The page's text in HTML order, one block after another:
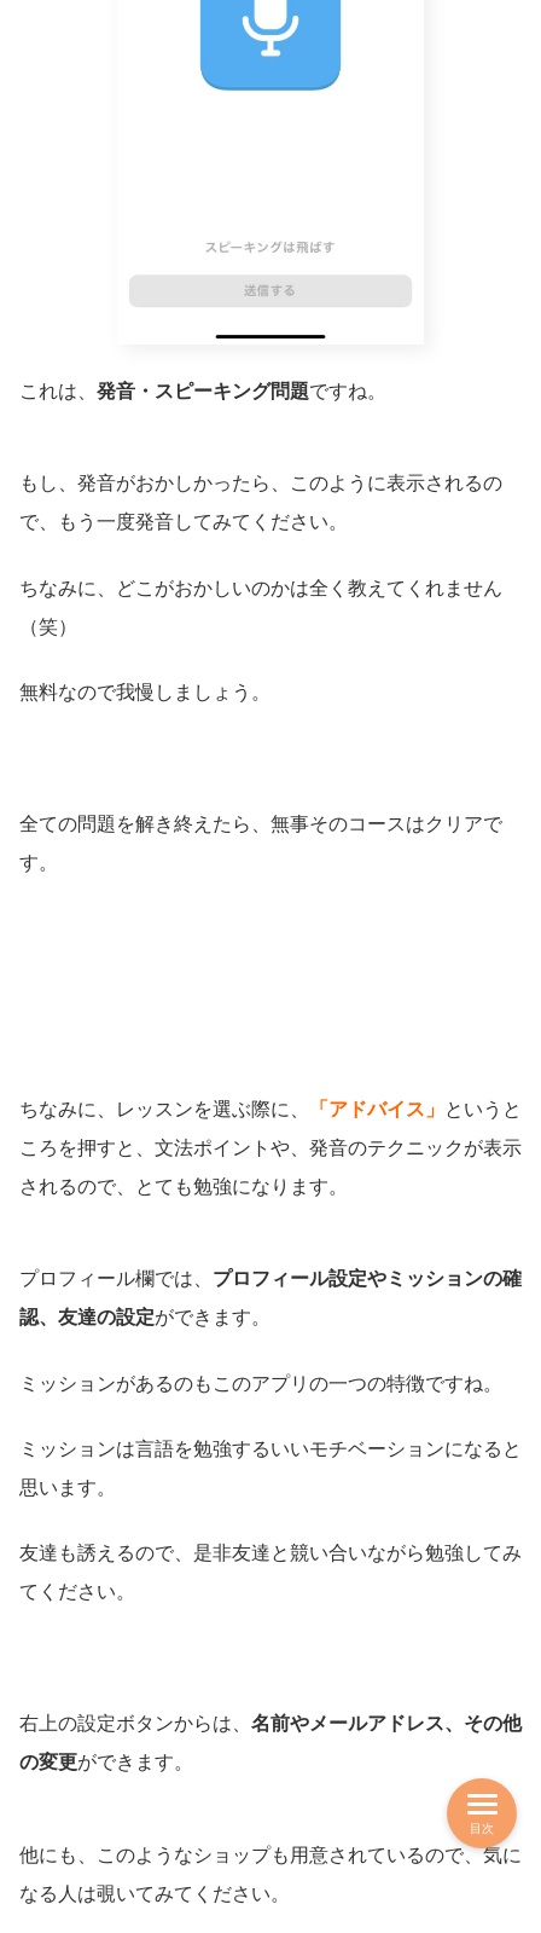
これは、 発音・ スピーキング問題ですね。
もし、発音がおかしかったら、このように表示されるの
で、もう一度発音してみてください。
ちなみに、どこがおかしいのかは全く教えてくれません
（笑）
無料なので我慢しましょう。
全ての問題を解き終えたら、無事そのコースはクリアで
す。
ちなみに、レッスンを選ぶ際に、 「アドバイス」 というと
ころを押すと、文法ポイントや、発音のテクニックが表示
されるので、とても勉強になります。
プロフィール欄では、 プロフィール設定やミッションの確
認、友達の設定ができます。
ミッションがあるのもこのアプリの一つの特徴ですね。
ミッションは言語を勉強するいいモチベーションになると
思います。
友達も誘えるので、是非友達と競い合いながら勉強してみ
てください。
右上の設定ボタンからは、 名前やメールアドレス、その他
の変更ができます。
他にも、このようなショップも用意されているので、気に
なる人は覗いてみてください。
目次